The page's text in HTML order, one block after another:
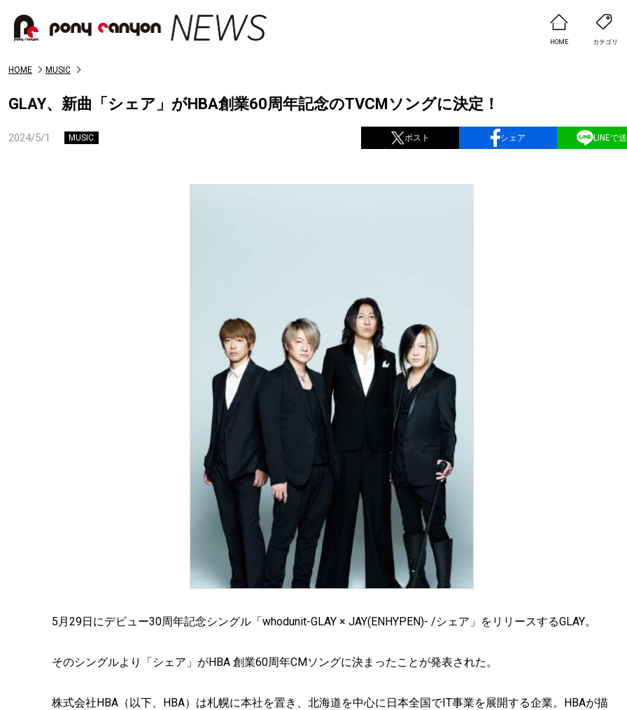
HOME カテゴリ
HOME MUSIC
GLAY、新曲「シェア」がHBA創業60周年記念のTVCMソングに決定！
2024/5/1 MUSIC ポスト シェア LINEで
5月29日にデビュー30周年記念シングル「whodunit-GLAY × JAY(ENHYPEN)- /シェア」をリリースするGLAY。
そのシングルより「シェア」がHBA 創業60周年CMソングに決まったことが発表された。
株式会社HBA（以下、HBA）は札幌に本社を置き、北海道を中心に日本全国でIT事業を展開する企業。HBAが描